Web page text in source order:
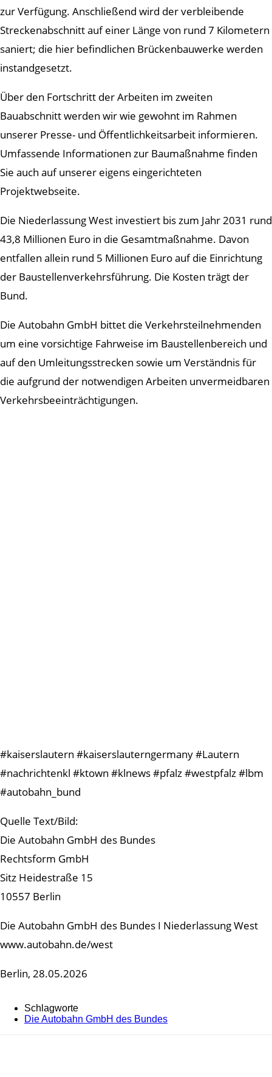
zur Verfügung. Anschließend wird der verbleibende
Streckenabschnitt auf einer Länge von rund 7 Kilometern
saniert; die hier befindlichen Brückenbauwerke werden
instandgesetzt.
Über den Fortschritt der Arbeiten im zweiten
Bauabschnitt werden wir wie gewohnt im Rahmen
unserer Presse- und Öffentlichkeitsarbeit informieren.
Umfassende Informationen zur Baumaßnahme finden
Sie auch auf unserer eigens eingerichteten
Projektwebseite.
Die Niederlassung West investiert bis zum Jahr 2031 rund
43,8 Millionen Euro in die Gesamtmaßnahme. Davon
entfallen allein rund 5 Millionen Euro auf die Einrichtung
der Baustellenverkehrsführung. Die Kosten trägt der
Bund.
Die Autobahn GmbH bittet die Verkehrsteilnehmenden
um eine vorsichtige Fahrweise im Baustellenbereich und
auf den Umleitungsstrecken sowie um Verständnis für
die aufgrund der notwendigen Arbeiten unvermeidbaren
Verkehrsbeeinträchtigungen.
#kaiserslautern #kaiserslauterngermany #Lautern
#nachrichtenkl #ktown #klnews #pfalz #westpfalz #lbm
#autobahn_bund
Quelle Text/Bild:
Die Autobahn GmbH des Bundes
Rechtsform GmbH
Sitz Heidestraße 15
10557 Berlin
Die Autobahn GmbH des Bundes I Niederlassung West
www.autobahn.de/west
Berlin, 28.05.2026
Schlagworte
Die Autobahn GmbH des Bundes